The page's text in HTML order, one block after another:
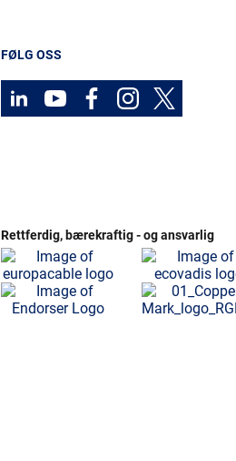
FØLG OSS
Rettferdig, bærekraftig - og ansvarlig